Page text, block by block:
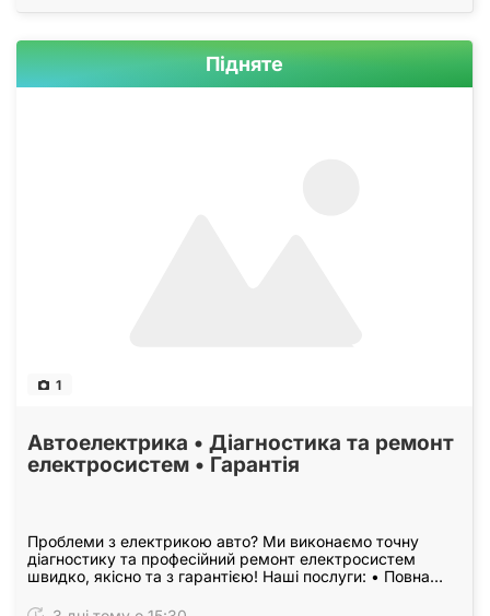
1
Автоелектрика • Діагностика та ремонт
електросистем • Гарантія
Проблеми з електрикою авто? Ми виконаємо точну
діагностику та професійний ремонт електросистем
швидко, якісно та з гарантією! Наші послуги: • Повна
Підняте